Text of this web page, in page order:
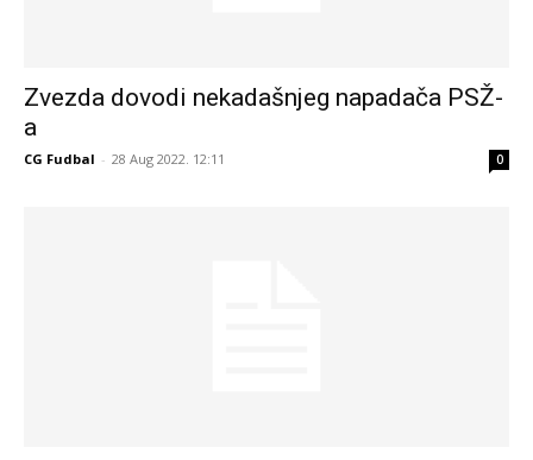
Zvezda dovodi nekadašnjeg napadača PSŽ-
a
CG Fudbal - 28 Aug 2022. 12:11 0